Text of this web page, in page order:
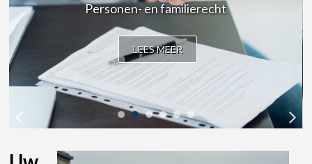
Personen- en familierecht
LEES MEER